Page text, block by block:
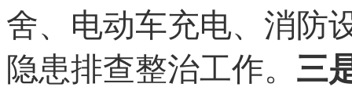
舍、电动车充电、消防
隐患排查整治工作。 三